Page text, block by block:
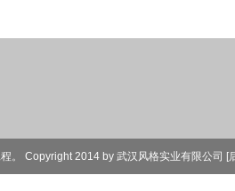
。 Copyright 2014 by 武汉风格实业有限公司 [